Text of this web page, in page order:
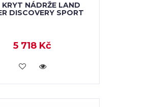
NÁDRŽE LAND
DISCOVERY SPORT
5 718 Kč
KOUPIT